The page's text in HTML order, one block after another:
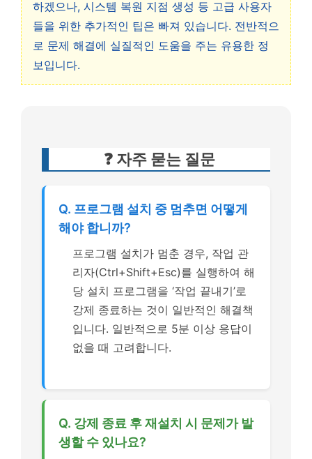
하겠으나, 시스템 복원 지점 생성 등 고급 사용자
들을 위한 추가적인 팁은 빠져 있습니다. 전반적으
로 문제 해결에 실질적인 도움을 주는 유용한 정
보입니다.
❓ 자주 묻는 질문
Q. 프로그램 설치 중 멈추면 어떻게
해야 합니까?
프로그램 설치가 멈춘 경우, 작업 관
리자(Ctrl+Shift+Esc)를 실행하여 해
당 설치 프로그램을 ‘작업 끝내기’로
강제 종료하는 것이 일반적인 해결책
입니다. 일반적으로 5분 이상 응답이
없을 때 고려합니다.
Q. 강제 종료 후 재설치 시 문제가 발
생할 수 있나요?